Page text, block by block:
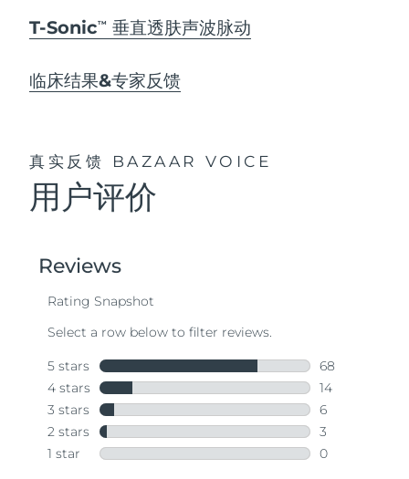
T-SonicTM 垂直透肤声波脉动
临床结果&专家反馈
真实反馈 BAZAAR VOICE
用户评价